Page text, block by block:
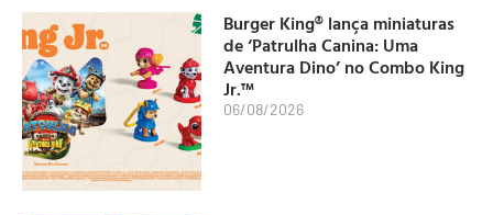
Burger King® lança miniaturas
de ‘Patrulha Canina: Uma
Aventura Dino’ no Combo King
Jr.™
06/08/2026